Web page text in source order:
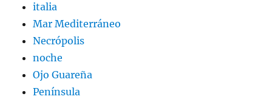
italia
Mar Mediterráneo
Necrópolis
noche
Ojo Guareña
Península